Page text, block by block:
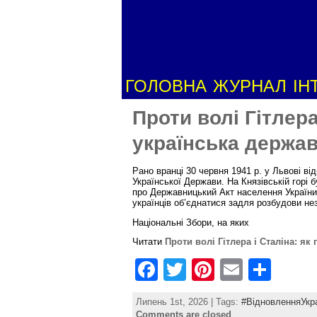
ГОЛОВНА ЖУРНАЛ
Проти волі
українська
Рано вранці 30 червня 1941 р. у Львові
Української Держави. На Князівській горі
про Державницький Акт населення
українців об’єднатися задля розбудови
Національні Збори, на яких
Читати Проти волі Гітлера і Сталіна:
F
T
w
Pi
nt
E
m
Липень 1st, 2026 | Tags:
Comments are closed